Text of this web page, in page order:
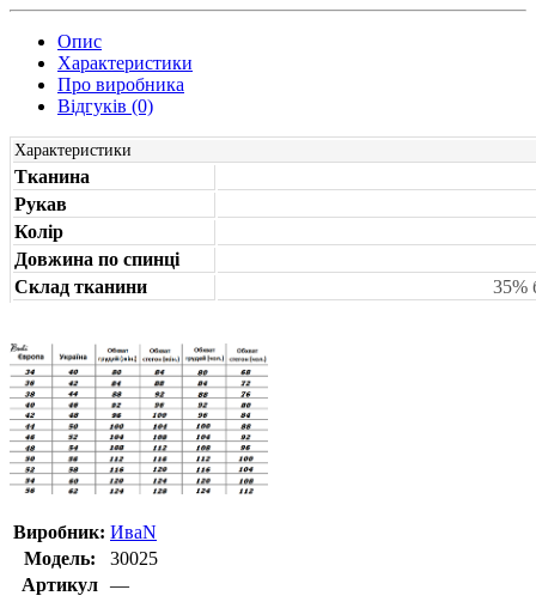
Опис
Характеристики
Про виробника
Відгуків (0)
Характеристики
Тканина
Рукав
Колір
Довжина по спинці
Склад тканини
35%
Виробник: ИваN
Модель:
30025
Артикул
—